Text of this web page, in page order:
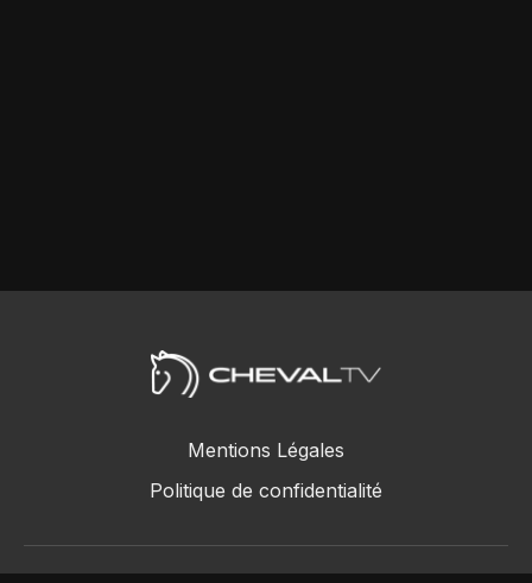
Mentions Légales
Politique de confidentialité